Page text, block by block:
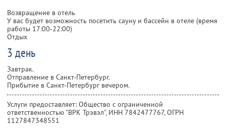
Возвращение в отель
У вас будет возможность посетить сауну и бассейн в отеле (время
работы 17:00-22:00)
Отдых
3 день
Завтрак.
Отправление в Санкт-Петербург.
Прибытие в Санкт-Петербург вечером.
Услуги предоставляет: Общество с ограниченной
ответственностью "ВРК Трэвэл", ИНН 7842477767, ОГРН
1127847348551